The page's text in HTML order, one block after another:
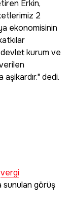
Erkin,
2
ekonomisinin
devlet kurum ve
dedi.
vergi
sunulan görüş